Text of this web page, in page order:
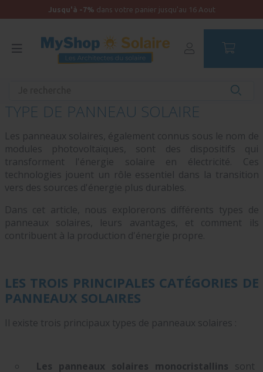
Jusqu'à -7% dans votre panier jusqu'au 16 Aout
TYPE DE PANNEAU SOLAIRE
Les panneaux solaires, également connus sous le nom de
modules photovoltaïques, sont des dispositifs qui
transforment l'énergie solaire en électricité. Ces
technologies jouent un rôle essentiel dans la transition
vers des sources d'énergie plus durables.
Dans cet article, nous explorerons différents types de
panneaux solaires, leurs avantages, et comment ils
contribuent à la production d'énergie propre.
LES TROIS PRINCIPALES CATÉGORIES DE
PANNEAUX SOLAIRES
Il existe trois principaux types de panneaux solaires :
Les panneaux solaires monocristallins sont